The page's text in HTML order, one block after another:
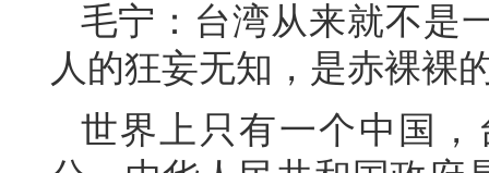
毛宁：台湾从来就不是
人的狂妄无知，是赤裸裸
世界上只有一个中国